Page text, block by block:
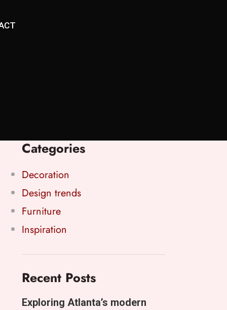
Categories
Decoration
Design trends
Furniture
Inspiration
Recent Posts
Exploring Atlanta’s modern